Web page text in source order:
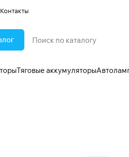
Контакты
Тяговые аккумуляторы